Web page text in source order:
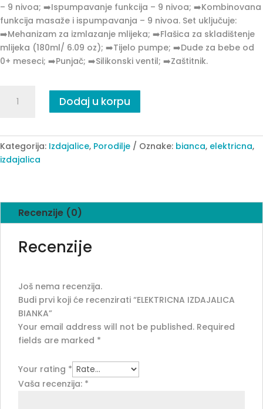
– 9 nivoa; ➡️Ispumpavanje funkcija – 9 nivoa; ➡️Kombinovana
funkcija masaže i ispumpavanja – 9 nivoa. Set uključuje:
➡️Mehanizam za izmlazanje mlijeka; ➡️Flašica za skladištenje
mlijeka (180ml/ 6.09 oz); ➡️Tijelo pumpe; ➡️Dude za bebe od
0+ meseci; ➡️Punjač; ➡️Silikonski ventil; ➡️Zaštitnik.
IZDAJALICA
Dodaj u korpu
Kategorija: Izdajalice, Porodilje Oznake: bianca, elektricna,
izdajalica
Recenzije (0)
Recenzije
Još nema recenzija.
Budi prvi koji će recenzirati “ELEKTRICNA IZDAJALICA
BIANKA”
Your email address will not be published. Required
fields are marked *
Your rating *
Vaša recenzija: *